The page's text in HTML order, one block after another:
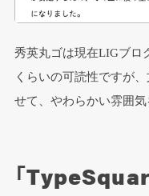
秀英丸ゴは現在LIGブロ
くらいの可読性ですが
せて、やわらかい雰囲気
「